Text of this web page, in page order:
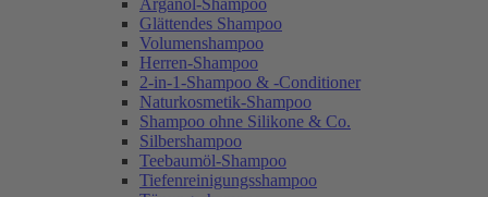
Arganöl-Shampoo
Glättendes Shampoo
Volumenshampoo
Herren-Shampoo
2-in-1-Shampoo & -Conditioner
Naturkosmetik-Shampoo
Shampoo ohne Silikone & Co.
Silbershampoo
Teebaumöl-Shampoo
Tiefenreinigungsshampoo